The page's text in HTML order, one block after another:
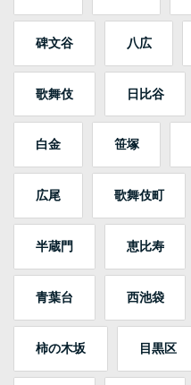
碑文谷 八広
歌舞伎 日比谷
白金 笹塚
広尾 歌舞伎町
半蔵門 恵比寿
青葉台 西池袋
柿の木坂 目黒区